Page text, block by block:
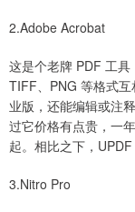
2.Adobe Acrobat
这是个老牌 PDF 工具
TIFF、PNG 等格式
业版，还能编辑或注
过它价格有点贵，一
起。相比之下，
3.Nitro Pro